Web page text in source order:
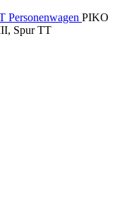
Personenwagen PIKO
Spur TT